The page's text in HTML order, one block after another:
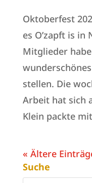
Oktoberfest
es O’zapft is in
Mitglieder
stellen. Die
Arbeit hat sich
Klein packte
« Ältere
Suche